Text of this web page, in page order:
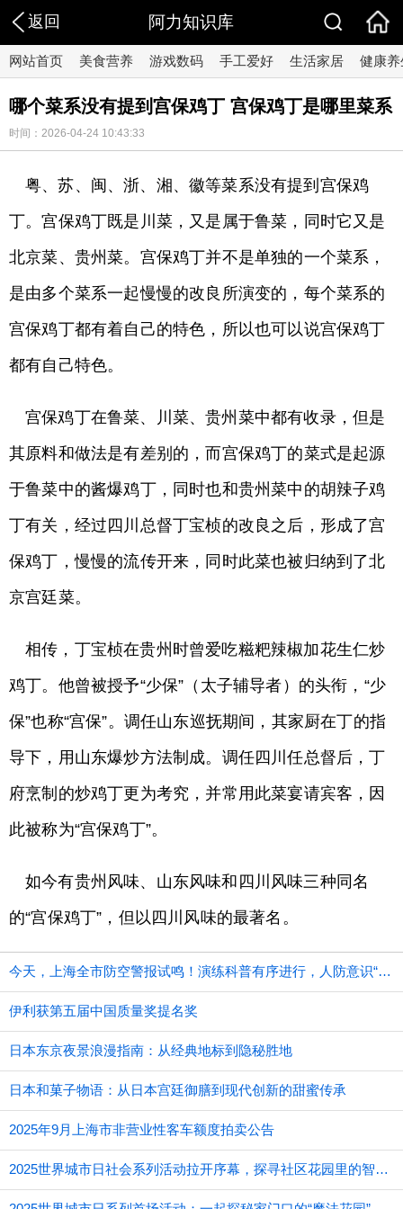
返回 阿力知识库
网站首页 美食营养 游戏数码 手工爱好 生活家居 健康养
哪个菜系没有提到宫保鸡丁 宫保鸡丁是哪里菜系
时间：2026-04-24 10:43:33
粤、苏、闽、浙、湘、徽等菜系没有提到宫保鸡
丁。宫保鸡丁既是川菜，又是属于鲁菜，同时它又是
北京菜、贵州菜。宫保鸡丁并不是单独的一个菜系，
是由多个菜系一起慢慢的改良所演变的，每个菜系的
宫保鸡丁都有着自己的特色，所以也可以说宫保鸡丁
都有自己特色。
宫保鸡丁在鲁菜、川菜、贵州菜中都有收录，但是
其原料和做法是有差别的，而宫保鸡丁的菜式是起源
于鲁菜中的酱爆鸡丁，同时也和贵州菜中的胡辣子鸡
丁有关，经过四川总督丁宝桢的改良之后，形成了宫
保鸡丁，慢慢的流传开来，同时此菜也被归纳到了北
京宫廷菜。
相传，丁宝桢在贵州时曾爱吃糍粑辣椒加花生仁炒
鸡丁。他曾被授予“少保”（太子辅导者）的头衔，“少
保”也称“宫保”。调任山东巡抚期间，其家厨在丁的指
导下，用山东爆炒方法制成。调任四川任总督后，丁
府烹制的炒鸡丁更为考究，并常用此菜宴请宾客，因
此被称为“宫保鸡丁”。
如今有贵州风味、山东风味和四川风味三种同名
的“宫保鸡丁”，但以四川风味的最著名。
今天，上海全市防空警报试鸣！演练科普有序进行，人防意识“声入人心”
伊利获第五届中国质量奖提名奖
日本东京夜景浪漫指南：从经典地标到隐秘胜地
日本和菓子物语：从日本宫廷御膳到现代创新的甜蜜传承
2025年9月上海市非营业性客车额度拍卖公告
2025世界城市日社会系列活动拉开序幕，探寻社区花园里的智慧应用